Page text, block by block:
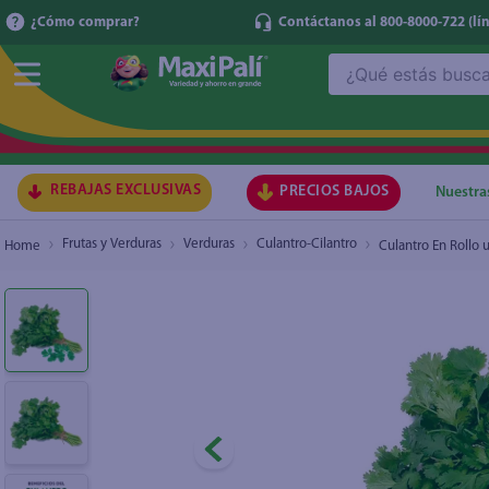
¿Cómo comprar? Contáctanos al 800-8000-722
REBAJAS EXCLUSIVAS PRECIOS BAJOS
Frutas y Verduras Verduras Culantro-Cilantro Culantro En Rollo
Culantro En Rollo unidad
1.
2.
7.
8.
9.